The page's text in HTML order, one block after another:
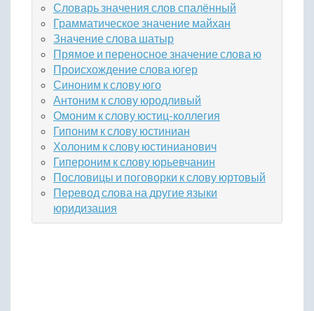
Словарь значения слов спалённый
Грамматическое значение майхан
Значение слова шатыр
Прямое и переносное значение слова ю
Происхождение слова югер
Синоним к слову юго
Антоним к слову юродливый
Омоним к слову юстиц-коллегия
Гипоним к слову юстиниан
Холоним к слову юстинианович
Гипероним к слову юрьевчанин
Пословицы и поговорки к слову юртовый
Перевод слова на другие языки
юридизация